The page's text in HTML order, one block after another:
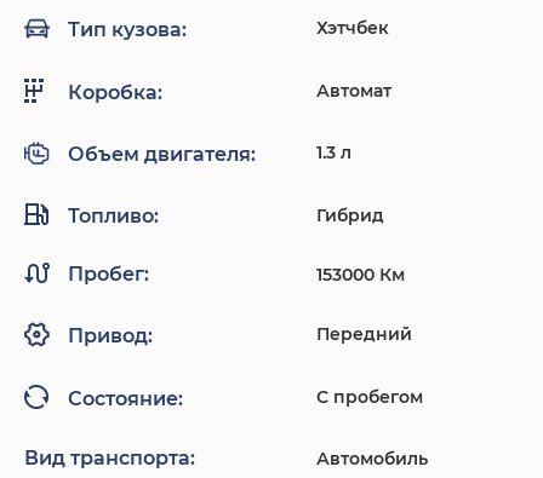
Тип кузова: Хэтчбек
Коробка: Автомат
Объем двигателя: 1.3 л
Топливо: Гибрид
Пробег: 153000 Км
Привод: Передний
Состояние: С пробегом
Вид транспорта: Автомобиль